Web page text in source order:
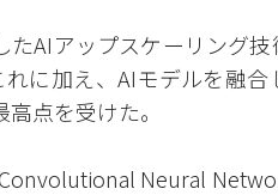
たAIアップスケーリング
に加え、AIモデルを融
点を受けた。
Neural